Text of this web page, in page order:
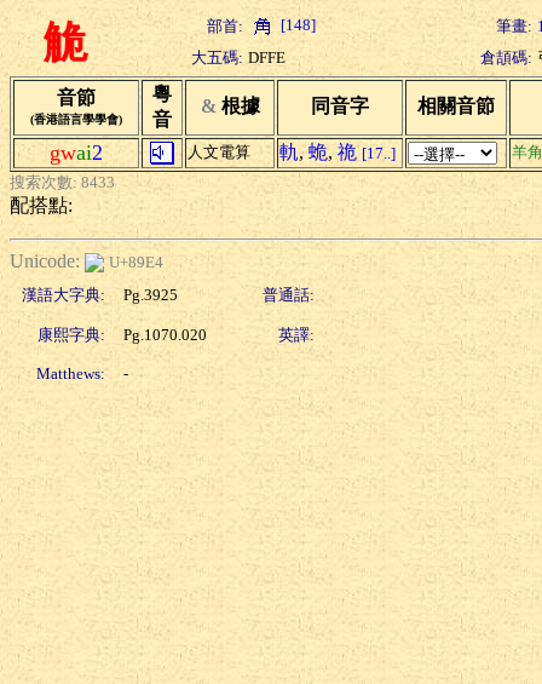
觤 部首: [148] 筆畫:
大五碼: DFFE 倉頡碼:
音節
(香港語言學學會)
粵
音
& 根據 同音字 相關音節
gwai2 人文電算 軌, 蛫, 祪 [17..]
羊
搜索次數: 8433
配搭點:
Unicode:
U+89E4
漢語大字典:
Pg.3925 普通話:
康熙字典: Pg.1070.020 英譯:
Matthews: -